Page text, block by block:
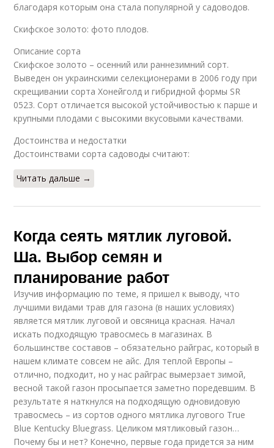
благодаря которым она стала популярной у садоводов.
Скифское золото: фото плодов.
Описание сорта
Скифское золото – осенний или раннезимний сорт.
Выведен он украинскими селекционерами в 2006 году при
скрещивании сорта Хонейголд и гибридной формы SR
0523. Сорт отличается высокой устойчивостью к парше и
крупными плодами с высокими вкусовыми качествами.
Достоинства и недостатки
Достоинствами сорта садоводы считают:
Читать дальше →
Когда сеять мятлик луговой.
Ша. Выбор семян и
планирование работ
Изучив информацию по теме, я пришел к выводу, что
лучшими видами трав для газона (в наших условиях)
является мятлик луговой и овсяница красная. Начал
искать подходящую травосмесь в магазинах. В
большинстве составов – обязательно райграс, который в
нашем климате совсем не айс. Для теплой Европы –
отлично, подходит, но у нас райграс вымерзает зимой,
весной такой газон просыпается заметно поредевшим. В
результате я наткнулся на подходящую одновидовую
травосмесь – из сортов одного мятлика лугового True
Blue Kentucky Bluegrass. Целиком мятликовый газон…
Почему бы и нет? Конечно, первые года придется за ним